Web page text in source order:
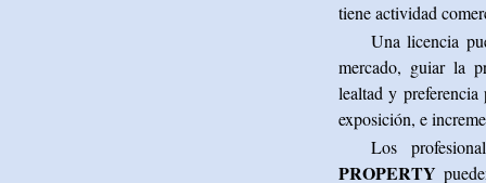
tiene actividad
Una licencia
mercado, guiar la
lealtad y
exposición, e
Los
PROPERTY